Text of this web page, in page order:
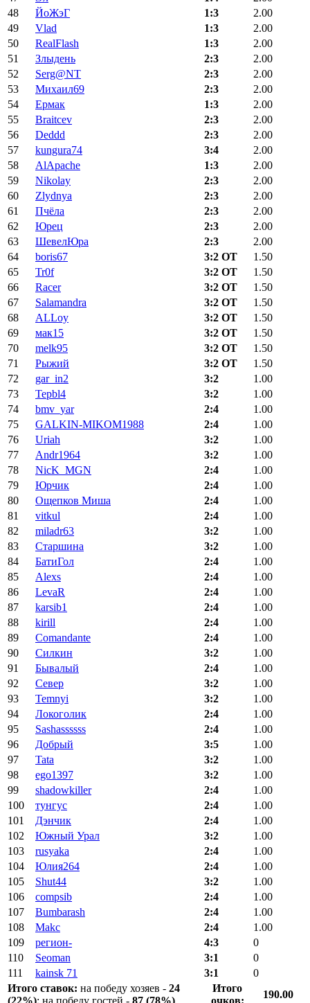
48
ЙоЖэГ 1:3
2.00
49
Vlad 1:3
2.00
50
RealFlash 1:3
2.00
51
Злыдень 2:3
2.00
52
Serg@NT 2:3
2.00
53
Михаил69 2:3
2.00
54
Ермак 1:3
2.00
55
Braitcev 2:3
2.00
56
Deddd 2:3
2.00
57
kungura74 3:4
2.00
58
AlApache 1:3
2.00
59
Nikolay 2:3
2.00
60
Zlydnya 2:3
2.00
61
Пчёла 2:3
2.00
62
Юрец 2:3
2.00
63
ШевелЮра 2:3
2.00
64
boris67 3:2 ОТ
1.50
65
Tr0f 3:2 ОТ
1.50
66
Racer 3:2 ОТ
1.50
67
Salamandra 3:2 ОТ
1.50
68
ALLoy 3:2 ОТ
1.50
69
мак15 3:2 ОТ
1.50
70
melk95 3:2 ОТ
1.50
71
Рыжий 3:2 ОТ
1.50
72
gar_in2 3:2
1.00
73
Tepbl4 3:2
1.00
74
bmv_yar 2:4
1.00
75
GALKIN-MIKOM1988 2:4
1.00
76
Uriah 3:2
1.00
77
Andr1964 3:2
1.00
78
NicK_MGN 2:4
1.00
79
Юрчик 2:4
1.00
80
Ощепков Миша 2:4
1.00
81
vitkul 2:4
1.00
82
miladr63 3:2
1.00
83
Старшина 3:2
1.00
84
БатиГол 2:4
1.00
85
Alexs 2:4
1.00
86
LevaR 2:4
1.00
87
karsib1 2:4
1.00
88
kirill 2:4
1.00
89
Comandante 2:4
1.00
90
Силкин 3:2
1.00
91
Бывалый 2:4
1.00
92
Север 3:2
1.00
93
Temnyi 3:2
1.00
94
Локоголик 2:4
1.00
95
Sashassssss 2:4
1.00
96
Добрый 3:5
1.00
97
Tata 3:2
1.00
98
ego1397 3:2
1.00
99
shadowkiller 2:4
1.00
100
тунгус 2:4
1.00
101
Дэнчик 2:4
1.00
102
Южный Урал 3:2
1.00
103
rusyaka 2:4
1.00
104
Юлия264 2:4
1.00
105
Shut44 3:2
1.00
106
compsib 2:4
1.00
107
Bumbarash 2:4
1.00
108
Makc 2:4
1.00
109
регион- 4:3
0
110
Seoman 3:1
0
111
kainsk 71 3:1
0
Итого ставок: на победу хозяев - 24
Итого
190.00